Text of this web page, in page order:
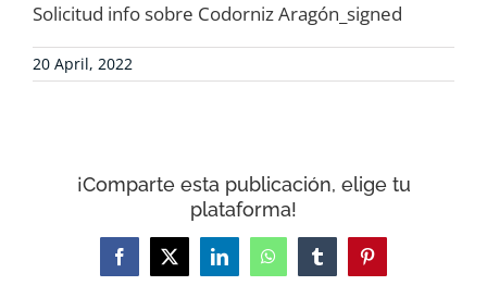
COLLABORATE
RESOURCES
Solicitud info sobre Codorniz Aragón_signed
20 April, 2022
¡Comparte esta publicación, elige tu
plataforma!
Facebook
X LinkedInWhatsAppTumblrPinterest